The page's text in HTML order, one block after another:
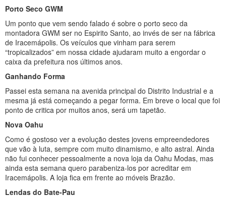
Porto Seco GWM
Um ponto que vem sendo falado é sobre o porto seco da
montadora GWM ser no Espirito Santo, ao invés de ser na fábrica
de Iracemápolis. Os veículos que vinham para serem
“tropicalizados” em nossa cidade ajudaram muito a engordar o
caixa da prefeitura nos últimos anos.
Ganhando Forma
Passei esta semana na avenida principal do Distrito Industrial e a
mesma já está começando a pegar forma. Em breve o local que foi
ponto de critica por muitos anos, será um tapetão.
Nova Oahu
Como é gostoso ver a evolução destes jovens empreendedores
que vão à luta, sempre com muito dinamismo, e alto astral. Ainda
não fui conhecer pessoalmente a nova loja da Oahu Modas, mas
ainda esta semana quero parabeniza-los por acreditar em
Iracemápolis. A loja fica em frente ao móveis Brazão.
Lendas do Bate-Pau